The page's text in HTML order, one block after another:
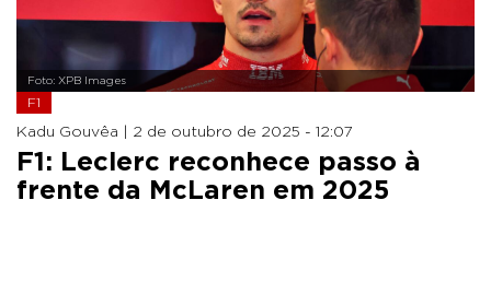
Foto: XPB Images
F1
Kadu Gouvêa | 2 de outubro de 2025 - 12:07
F1: Leclerc reconhece passo à
frente da McLaren em 2025